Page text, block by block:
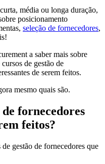
média ou longa duração,
posicionamento
seleção de fornecedores,
a saber mais sobre
de gestão de
de serem feitos.
mesmo quais são.
fornecedores
feitos?
gestão de fornecedores que